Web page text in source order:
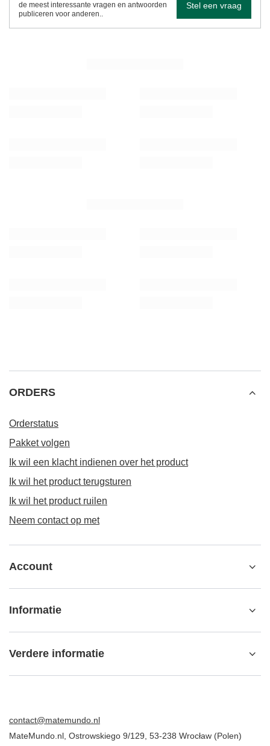
de meest interessante vragen en antwoorden
publiceren voor anderen..
Stel een vraag
ORDERS
Orderstatus
Pakket volgen
Ik wil een klacht indienen over het product
Ik wil het product terugsturen
Ik wil het product ruilen
Neem contact op met
Account
Informatie
Verdere informatie
contact@matemundo.nl
MateMundo.nl Ostrowskiego 9/129 53-238 Wrocław (Polen)